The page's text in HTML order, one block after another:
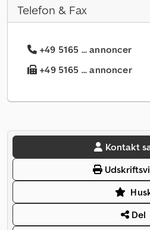
Telefon & Fax
+49 5165 ... annoncer
+49 5165 ... annoncer
Kontakt
Del